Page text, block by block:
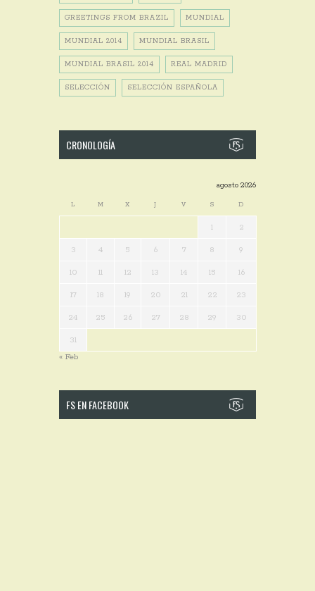
GREETINGS FROM BRAZIL MUNDIAL
MUNDIAL 2014 MUNDIAL BRASIL
MUNDIAL BRASIL 2014 REAL MADRID
SELECCIÓN SELECCIÓN ESPAÑOLA
CRONOLOGÍA
agosto 2026
L M X J V S D
1 2
3 4 5 6 7 8 9
10 11 12 13 14 15 16
17 18 19 20 21 22 23
24 25 26 27 28 29 30
31
« Feb
FS EN FACEBOOK